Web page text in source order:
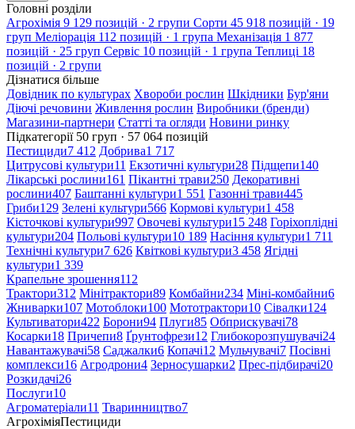
Головні розділи
Агрохімія 9 129 позицій · 2 групи Сорти 45 918 позицій · 19
груп Меліорація 112 позицій · 1 група Механізація 1 877
позицій · 25 груп Сервіс 10 позицій · 1 група Теплиці 18
позицій · 2 групи
Дізнатися більше
Довідник по культурах Хвороби рослин Шкідники Бур'яни
Діючі речовини Живлення рослин Виробники (бренди)
Магазини-партнери Статті та огляди Новини ринку
Підкатегорії 50 груп · 57 064 позицій
Пестициди7 412 Добрива1 717
Цитрусові культури11 Екзотичні культури28 Підщепи140
Лікарські рослини161 Пікантні трави250 Декоративні
рослини407 Баштанні культури1 551 Газонні трави445
Гриби129 Зелені культури566 Кормові культури1 458
Кісточкові культури997 Овочеві культури15 248 Горіхоплідні
культури204 Польові культури10 189 Насіння культури1 711
Технічні культури7 626 Квіткові культури3 458 Ягідні
культури1 339
Крапельне зрошення112
Трактори312 Мінітрактори89 Комбайни234 Міні-комбайни6
Жниварки107 Мотоблоки100 Мототрактори10 Сівалки124
Культиватори422 Борони94 Плуги85 Обприскувачі78
Косарки18 Причепи8 Ґрунтофрези12 Глибокорозпушувачі24
Навантажувачі58 Саджалки6 Копачі12 Мульчувачі7 Посівні
комплекси16 Агродрони4 Зерносушарки2 Прес-підбирачі20
Розкидачі26
Послуги10
Агроматеріали11 Тваринництво7
АгрохіміяПестициди